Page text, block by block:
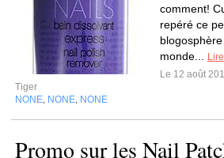
comment!
repéré ce
monde...
Le 12 août
Tiger
NONE NONE NONE
Promo sur les Nail